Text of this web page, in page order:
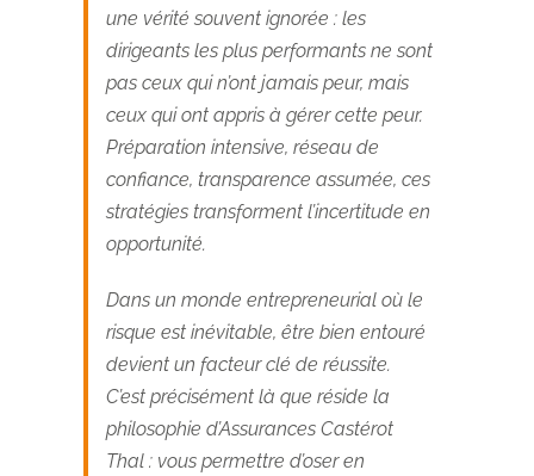
une vérité souvent ignorée : les
dirigeants les plus performants ne sont
pas ceux qui n’ont jamais peur, mais
ceux qui ont appris à gérer cette peur.
Préparation intensive, réseau de
confiance, transparence assumée, ces
stratégies transforment l’incertitude en
opportunité.
Dans un monde entrepreneurial où le
risque est inévitable, être bien entouré
devient un facteur clé de réussite.
C’est précisément là que réside la
philosophie d’Assurances Castérot
Thal : vous permettre d’oser en